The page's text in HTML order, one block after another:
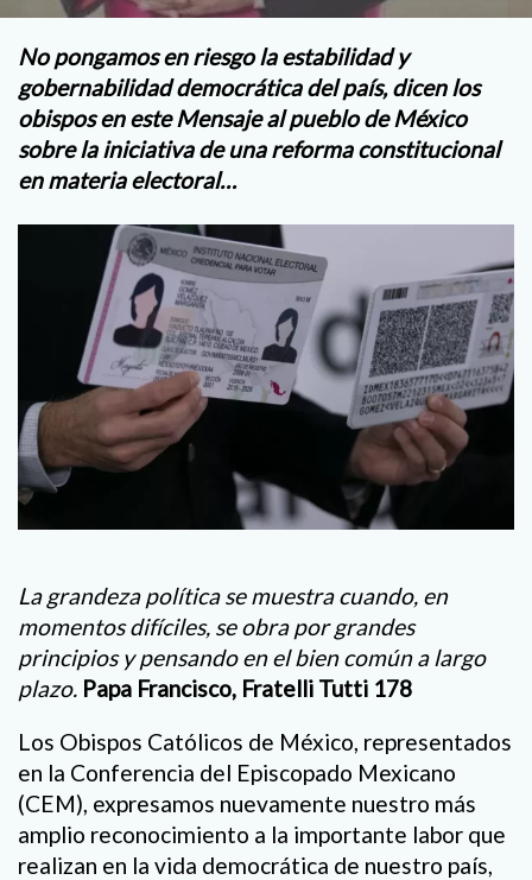
No pongamos en riesgo la estabilidad y
gobernabilidad democrática del país, dicen los
obispos en este Mensaje al pueblo de México
sobre la iniciativa de una reforma constitucional
en materia electoral…
La grandeza política se muestra cuando, en
momentos difíciles, se obra por grandes
principios y pensando en el bien común a largo
plazo. Papa Francisco, Fratelli Tutti 178
Los Obispos Católicos de México, representados
en la Conferencia del Episcopado Mexicano
(CEM), expresamos nuevamente nuestro más
amplio reconocimiento a la importante labor que
realizan en la vida democrática de nuestro país,